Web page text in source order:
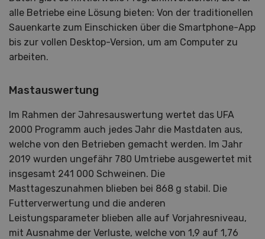
alle Betriebe eine Lösung bieten: Von der traditionellen
Sauenkarte zum Einschicken über die Smartphone-App
bis zur vollen Desktop-Version, um am Computer zu
arbeiten.
Mastauswertung
Im Rahmen der Jahresauswertung wertet das UFA
2000 Programm auch jedes Jahr die Mastdaten aus,
welche von den Betrieben gemacht werden. Im Jahr
2019 wurden ungefähr 780 Umtriebe ausgewertet mit
insgesamt 241 000 Schweinen. Die
Masttageszunahmen blieben bei 868 g stabil. Die
Futterverwertung und die anderen
Leistungsparameter blieben alle auf Vorjahresniveau,
mit Ausnahme der Verluste, welche von 1,9 auf 1,76